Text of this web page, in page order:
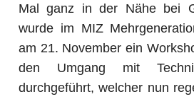
Mal ganz in der Nähe bei
wurde im MIZ
am 21. November ein
den Umgang mit
durchgeführt, welcher nun